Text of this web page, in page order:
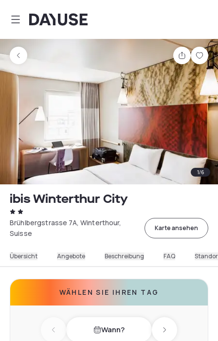
Dayuse
Teilen
1/6
ibis Winterthur City
Brühlbergstrasse 7A, Winterthour,
Suisse
Karte ansehen
Übersicht Angebote Beschreibung FAQ
WÄHLEN SIE IHREN TAG
Previous day Wann? Next day